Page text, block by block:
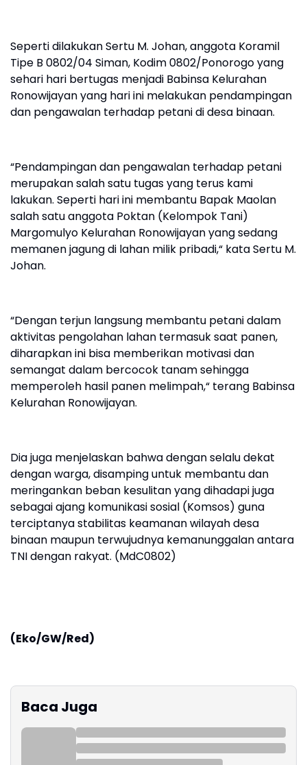
Seperti dilakukan Sertu M. Johan, anggota Koramil
Tipe B 0802/04 Siman, Kodim 0802/Ponorogo yang
sehari hari bertugas menjadi Babinsa Kelurahan
Ronowijayan yang hari ini melakukan pendampingan
dan pengawalan terhadap petani di desa binaan.
“Pendampingan dan pengawalan terhadap petani
merupakan salah satu tugas yang terus kami
lakukan. Seperti hari ini membantu Bapak Maolan
salah satu anggota Poktan (Kelompok Tani)
Margomulyo Kelurahan Ronowijayan yang sedang
memanen jagung di lahan milik pribadi,“ kata Sertu M.
Johan.
“Dengan terjun langsung membantu petani dalam
aktivitas pengolahan lahan termasuk saat panen,
diharapkan ini bisa memberikan motivasi dan
semangat dalam bercocok tanam sehingga
memperoleh hasil panen melimpah,“ terang Babinsa
Kelurahan Ronowijayan.
Dia juga menjelaskan bahwa dengan selalu dekat
dengan warga, disamping untuk membantu dan
meringankan beban kesulitan yang dihadapi juga
sebagai ajang komunikasi sosial (Komsos) guna
terciptanya stabilitas keamanan wilayah desa
binaan maupun terwujudnya kemanunggalan antara
TNI dengan rakyat. (MdC0802)
(Eko/GW/Red)
Baca Juga